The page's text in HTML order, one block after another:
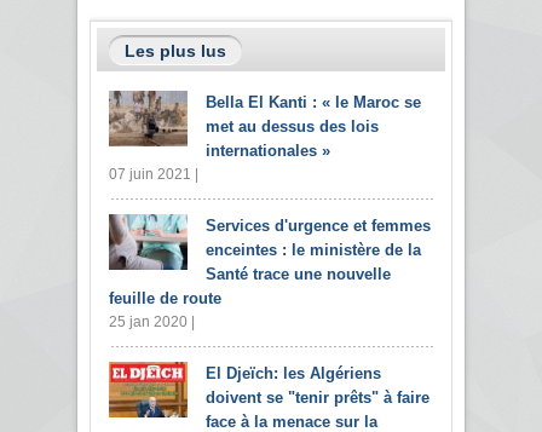
Les plus lus
Bella El Kanti : « le Maroc se
met au dessus des lois
internationales »
07 juin 2021 |
Services d'urgence et femmes
enceintes : le ministère de la
Santé trace une nouvelle
feuille de route
25 jan 2020 |
El Djeïch: les Algériens
doivent se "tenir prêts" à faire
face à la menace sur la